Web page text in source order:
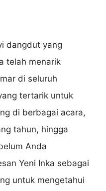
dangdut yang
telah menarik
di seluruh
tertarik untuk
di berbagai acara,
tahun, hingga
Anda
Yeni Inka sebagai
untuk mengetahui